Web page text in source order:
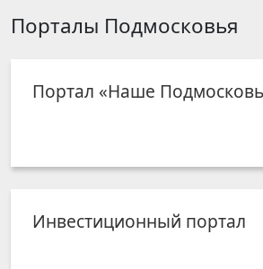
Порталы Подмосковья
Портал «Наше
Инвестиционный портал